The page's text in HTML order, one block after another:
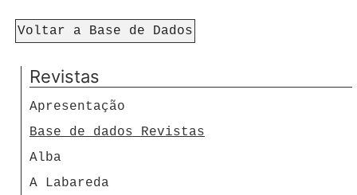
Voltar a Base de Dados
Revistas
Apresentação
Base de dados Revistas
Alba
A Labareda